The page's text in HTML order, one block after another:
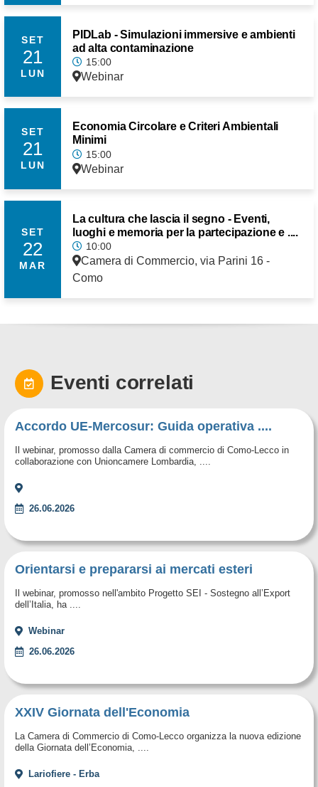
SET
21
LUN
PIDLab - Simulazioni immersive e ambienti
ad alta contaminazione
15:00
Webinar
SET
21
LUN
Economia Circolare e Criteri Ambientali
Minimi
15:00
Webinar
SET
22
MAR
La cultura che lascia il segno - Eventi,
luoghi e memoria per la partecipazione e ....
10:00
Camera di Commercio, via Parini 16 -
Como
Eventi correlati
Accordo UE-Mercosur: Guida operativa ....
Il webinar, promosso dalla Camera di commercio di Como-Lecco in
collaborazione con Unioncamere Lombardia, ....
26.06.2026
Orientarsi e prepararsi ai mercati esteri
Il webinar, promosso nell'ambito Progetto SEI - Sostegno all’Export
dell’Italia, ha ....
Webinar
26.06.2026
XXIV Giornata dell'Economia
La Camera di Commercio di Como-Lecco organizza la nuova edizione
della Giornata dell’Economia, ....
Lariofiere - Erba